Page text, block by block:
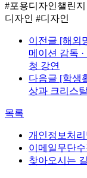
#포용디자인챌린
디자인 #디자인
이전글 [해외
메이션 감독
청 강연
다음글 [학생
상과 크리스
목록
개인정보처리
이메일무단
찾아오시는 길